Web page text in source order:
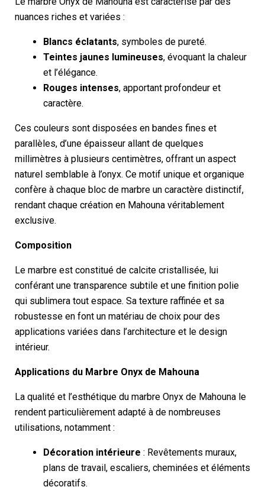
nuances riches et variées :
Blancs éclatants, symboles de pureté.
Teintes jaunes lumineuses, évoquant la chaleur
et l’élégance.
Rouges intenses, apportant profondeur et
caractère.
Ces couleurs sont disposées en bandes fines et
parallèles, d’une épaisseur allant de quelques
millimètres à plusieurs centimètres, offrant un aspect
naturel semblable à l’onyx. Ce motif unique et organique
confère à chaque bloc de marbre un caractère distinctif,
rendant chaque création en Mahouna véritablement
exclusive.
Composition
Le marbre est constitué de calcite cristallisée, lui
conférant une transparence subtile et une finition polie
qui sublimera tout espace. Sa texture raffinée et sa
robustesse en font un matériau de choix pour des
applications variées dans l’architecture et le design
intérieur.
Applications du Marbre Onyx de Mahouna
La qualité et l’esthétique du marbre Onyx de Mahouna le
rendent particulièrement adapté à de nombreuses
utilisations, notamment :
Décoration intérieure : Revêtements muraux,
plans de travail, escaliers, cheminées et éléments
décoratifs.